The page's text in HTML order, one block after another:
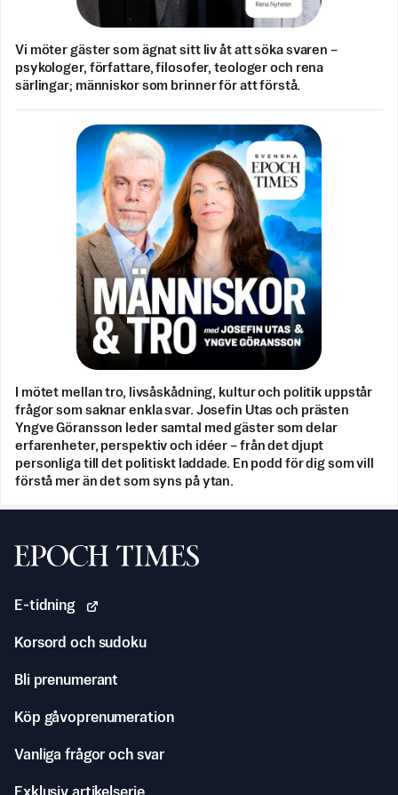
Vi möter gäster som ägnat sitt liv åt att söka svaren –
psykologer, författare, filosofer, teologer och rena
särlingar; människor som brinner för att förstå.
I mötet mellan tro, livsåskådning, kultur och politik uppstår
frågor som saknar enkla svar. Josefin Utas och prästen
Yngve Göransson leder samtal med gäster som delar
erfarenheter, perspektiv och idéer – från det djupt
personliga till det politiskt laddade. En podd för dig som vill
förstå mer än det som syns på ytan.
Svenska Epoch Times
E-tidning
Korsord och sudoku
Bli prenumerant
Köp gåvoprenumeration
Vanliga frågor och svar